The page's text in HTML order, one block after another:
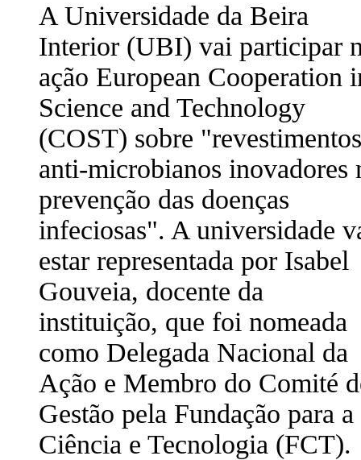
A Universidade da Beira
Interior (UBI) vai participar
ação European Cooperation
Science and Technology
(COST) sobre "revestimentos
anti-microbianos inovadores
prevenção das doenças
infeciosas". A universidade
estar representada por Isabel
Gouveia, docente da
instituição, que foi nomeada
como Delegada Nacional da
Ação e Membro do Comité
Gestão pela Fundação para a
Ciência e Tecnologia (FCT).